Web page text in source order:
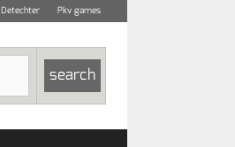
Detechter Pkv games